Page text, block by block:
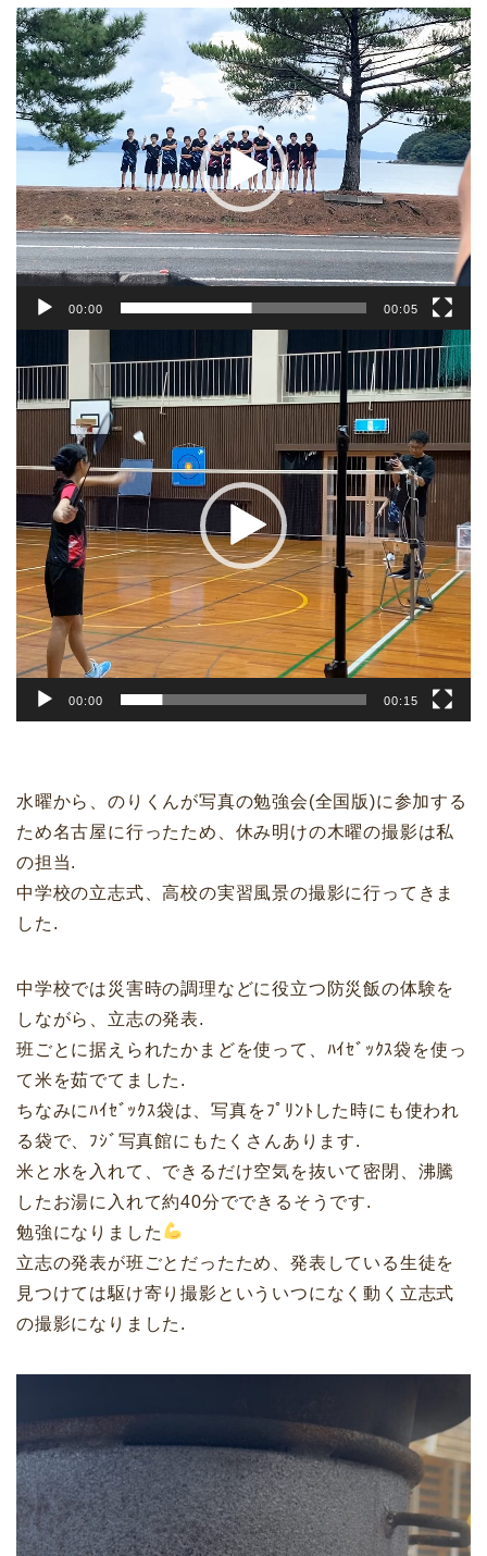
動
画
プ
レ
ー
ヤ
ー
00:00 00:05
画
プ
レ
ー
00:00 00:15
水曜から、のりくんが写真の勉強会(全国版)に参加する
ため名古屋に行ったため、休み明けの木曜の撮影は私
の担当.
中学校の立志式、高校の実習風景の撮影に行ってきま
した.
中学校では災害時の調理などに役立つ防災飯の体験を
しながら、立志の発表.
班ごとに据えられたかまどを使って、ﾊｲｾﾞｯｸｽ袋を使っ
て米を茹でてました.
ちなみにﾊｲｾﾞｯｸｽ袋は、写真をﾌﾟﾘﾝﾄした時にも使われ
る袋で、ﾌｼﾞ写真館にもたくさんあります.
米と水を入れて、できるだけ空気を抜いて密閉、沸騰
したお湯に入れて約40分でできるそうです.
勉強になりました
立志の発表が班ごとだったため、発表している生徒を
見つけては駆け寄り撮影といういつになく動く立志式
の撮影になりました.